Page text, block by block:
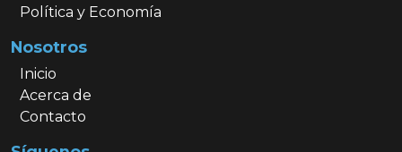
Política y Economía
Nosotros
Inicio
Acerca de
Contacto